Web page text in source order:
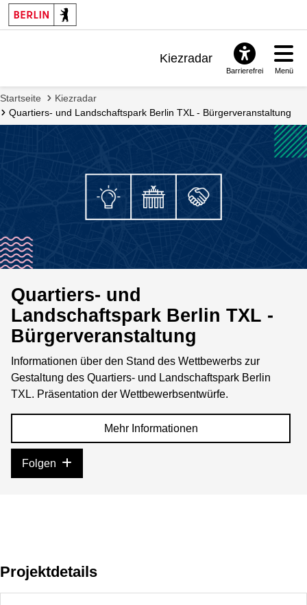
Kiezradar
Barrierefrei Menü
Startseite
Kiezradar
Quartiers- und Landschaftspark Berlin TXL - Bürgerveranstaltung
Quartiers- und
Landschaftspark Berlin TXL -
Bürgerveranstaltung
Informationen über den Stand des Wettbewerbs zur
Gestaltung des Quartiers- und Landschaftspark Berlin
TXL. Präsentation der Wettbewerbsentwürfe.
Mehr Informationen
Folgen
Projektdetails